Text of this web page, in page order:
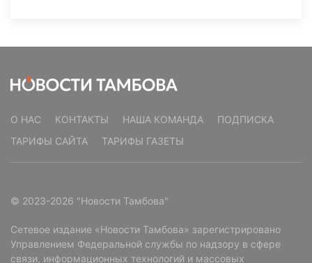
О НАС КОНТАКТЫ НАША КОМАНДА
ПОДПИСКА
ТАРИФЫ САЙТА
ТАРИФЫ ГАЗЕТЫ
© 2023-2026 "Новости Тамбова"
Сетевое издание «Новости Тамбова» зарегистрировано
Управлением Федеральной службы по надзору в сфере
связи, информационных технологий и массовых